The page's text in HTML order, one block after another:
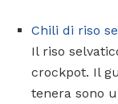
Chili di riso
Il riso
crockpot. Il
tenera sono